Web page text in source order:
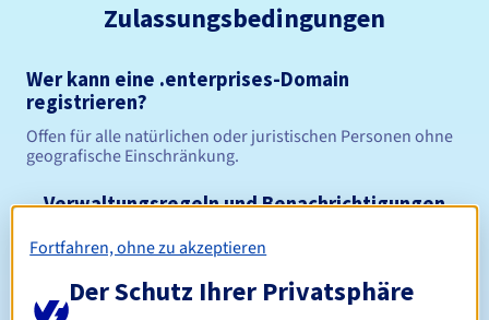
Zulassungsbedingungen
Wer kann eine .enterprises-Domain
registrieren?
Offen für alle natürlichen oder juristischen Personen ohne
geografische Einschränkung.
Verwaltungsregeln und Benachrichtigungen
Registrierungszeitraum Zwischen 1 und 10 Jahren
Fortfahren, ohne zu akzeptieren
Der Schutz Ihrer Privatsphäre